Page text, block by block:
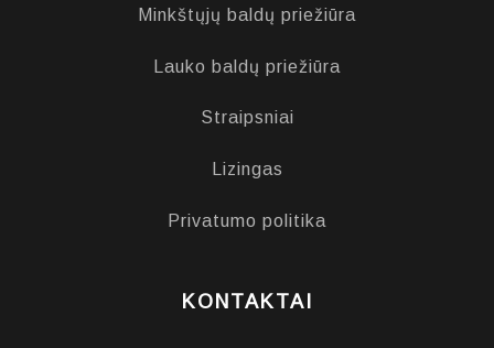
Minkštųjų baldų priežiūra
Lauko baldų priežiūra
Straipsniai
Lizingas
Privatumo politika
KONTAKTAI